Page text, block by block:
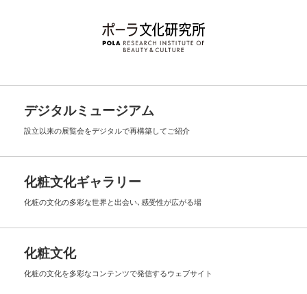
デジタルミュージアム
設立以来の展覧会をデジタルで再構築してご紹介
化粧文化ギャラリー
化粧の文化の多彩な世界と出会い､ 感受性が広がる場
化粧文化
化粧の文化を多彩なコンテンツで発信するウェブサイト